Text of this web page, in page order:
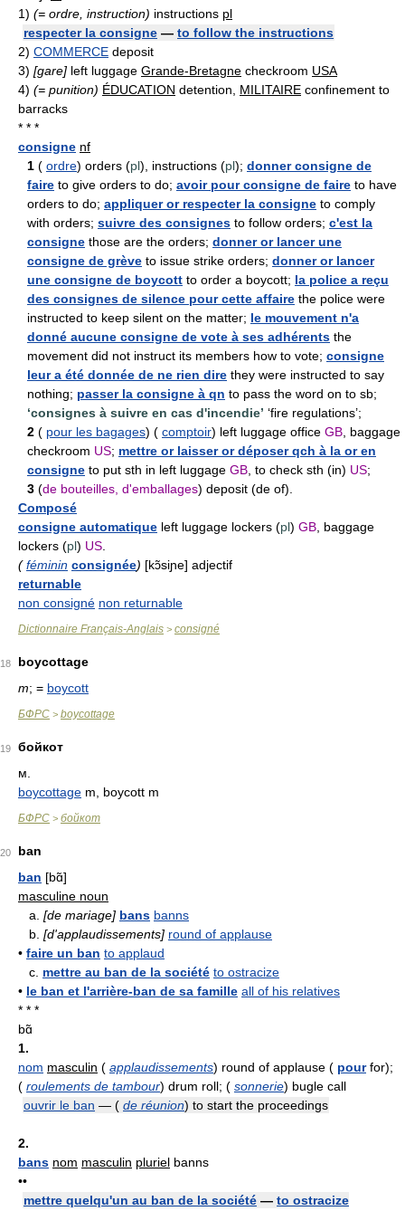
1) (= ordre, instruction) instructions pl
respecter la consigne — to follow the instructions
2) COMMERCE deposit
3) [gare] left luggage Grande-Bretagne checkroom USA
4) (= punition) ÉDUCATION detention, MILITAIRE confinement to
barracks
* * *
consigne nf
1 ( ordre) orders (pl), instructions (pl); donner consigne de
faire to give orders to do; avoir pour consigne de faire to have
orders to do; appliquer or respecter la consigne to comply
with orders; suivre des consignes to follow orders; c'est la
consigne those are the orders; donner or lancer une
consigne de grève to issue strike orders; donner or lancer
une consigne de boycott to order a boycott; la police a reçu
des consignes de silence pour cette affaire the police were
instructed to keep silent on the matter; le mouvement n'a
donné aucune consigne de vote à ses adhérents the
movement did not instruct its members how to vote; consigne
leur a été donnée de ne rien dire they were instructed to say
nothing; passer la consigne à qn to pass the word on to sb;
‘consignes à suivre en cas d'incendie’ ‘fire regulations’;
2 ( pour les bagages) ( comptoir) left luggage office GB , baggage
checkroom US; mettre or laisser or déposer qch à la or en
consigne to put sth in left luggage GB , to check sth (in) US;
3 (de bouteilles, d'emballages) deposit (de of).
Composé
consigne automatique left luggage lockers (pl) GB , baggage
lockers (pl) US
( féminin consignée) [kɔ̃siɲe] adjectif
returnable
non consigné non returnable
Dictionnaire Français-Anglais > consigné
18
boycottage
m; = boycott
БФРС > boycottage
19
бойкот
м.
boycottage m, boycott m
БФРС > бойкот
20
ban
ban [bɑ̃]
masculine noun
a. [de mariage] bans banns
b. [d'applaudissements] round of applause
• faire un ban to applaud
c. mettre au ban de la société to ostracize
• le ban et l'arrière-ban de sa famille all of his relatives
* * *
bɑ̃
1.
nom masculin ( applaudissements) round of applause ( pourfor);
( roulements de tambour) drum roll; ( sonnerie) bugle call
ouvrir le ban — ( de réunion) to start the proceedings
2.
bans nom masculin pluriel banns
••
mettre quelqu'un au ban de la société — to ostracize